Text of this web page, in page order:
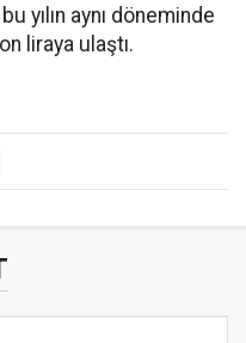
yılın aynı döneminde
liraya ulaştı.